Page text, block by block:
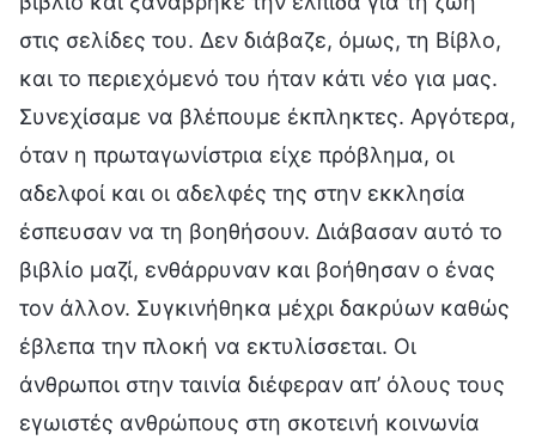
στις σελίδες του. Δεν διάβαζε, όμως, τη Βίβλο,
και το περιεχόμενό του ήταν κάτι νέο για μας.
Συνεχίσαμε να βλέπουμε έκπληκτες. Αργότερα,
όταν η πρωταγωνίστρια είχε πρόβλημα, οι
αδελφοί και οι αδελφές της στην εκκλησία
έσπευσαν να τη βοηθήσουν. Διάβασαν αυτό το
βιβλίο μαζί, ενθάρρυναν και βοήθησαν ο ένας
τον άλλον. Συγκινήθηκα μέχρι δακρύων καθώς
έβλεπα την πλοκή να εκτυλίσσεται. Οι
άνθρωποι στην ταινία διέφεραν απ’ όλους τους
εγωιστές ανθρώπους στη σκοτεινή κοινωνία